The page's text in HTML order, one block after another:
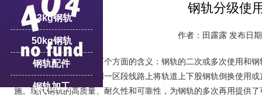
钢轨分级使
作者：田露露 发布日
钢轨分级使用包含两个方面的含义：钢轨的二次或多次使用和钢
的条件相差别很大，在同一区段线路上将轨道上下股钢轨倒换使用
施。现代钢轨的高质量、耐久性和可靠性，为钢轨的多次再用提供
43kg钢轨
50kg钢轨
钢轨配件
钢轨加工